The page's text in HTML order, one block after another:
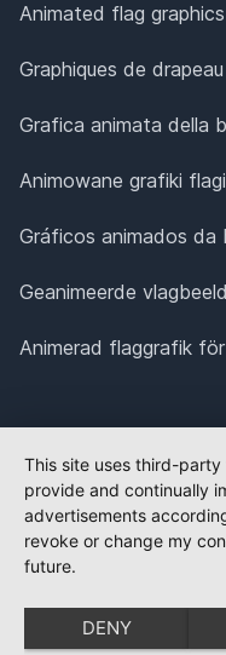
Animated flag
Graphiques de
Grafica animata della
Animowane grafiki
Gráficos animados da
Geanimeerde
Animerad flaggrafik
This site uses third-
provide and continually
advertisements
revoke or change my
future.
DENY